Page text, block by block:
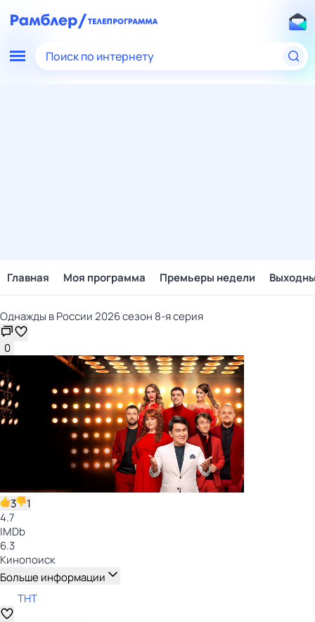
Поиск по интернету
Главная Моя программа Премьеры недели
Однажды в России 2026 сезон 8-я серия
0
3
1
4.7
IMDb
6.3
Кинопоиск
Больше информации
ТНТ